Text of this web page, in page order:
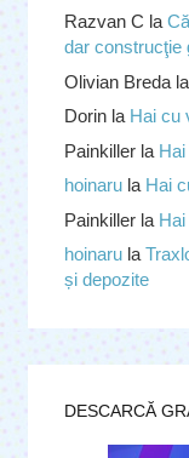
Razvan C la
dar construcţie
Olivian Bredala
Dorinla Hai cu
Painkillerla
hoinarula Hai
Painkillerla
hoinarula
și depozite
DESCARCĂ